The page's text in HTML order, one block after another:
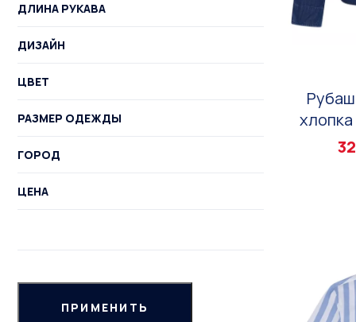
ДЛИНА РУКАВА
ДИЗАЙН
ЦВЕТ
РАЗМЕР ОДЕЖДЫ
ГОРОД
ЦЕНА